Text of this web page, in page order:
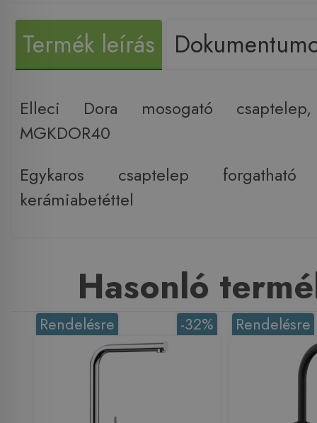
Termék leírás
Elleci Dora mosogató
MGKDOR40
Egykaros csaptelep forgatható
kerámiabetéttel
Hasonló
-32%
Rendelésre Rendelésre